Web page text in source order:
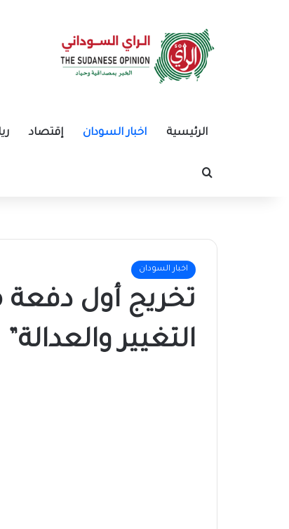
الرئيسية اخبار السودان إقتصاد
بحث عن
اخبار السودان
تخريج أول
التغيير والعدالة”